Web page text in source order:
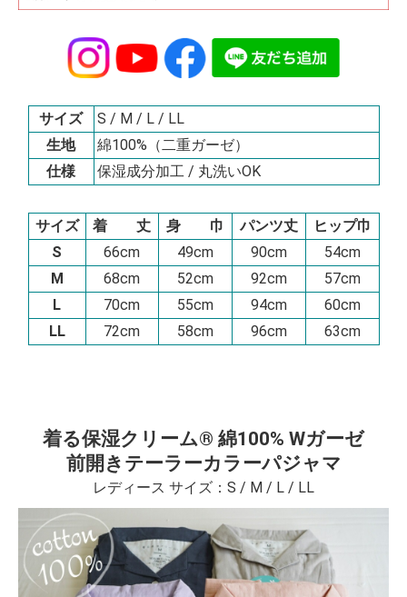
サイズ
S / M / L / LL
生地
綿100%（二重ガーゼ）
仕様
保湿成分加工 / 丸洗いOK
サイズ 着 丈 身 巾 パンツ丈
ヒップ巾
S
66cm 49cm 90cm
54cm
M
68cm 52cm 92cm
57cm
L
70cm 55cm 94cm
60cm
LL
72cm 58cm 96cm 63cm
着る保湿クリーム® 綿100% Wガーゼ
前開きテーラーカラーパジャマ
レディース サイズ：S / M / L / LL